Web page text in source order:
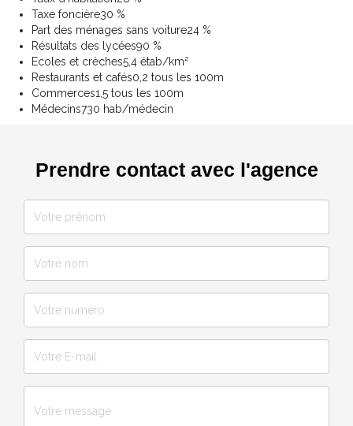
Taxe foncière30 %
Part des ménages sans voiture24 %
Résultats des lycées90 %
Ecoles et crèches5,4 étab/km²
Restaurants et cafés0,2 tous les 100m
Commerces1,5 tous les 100m
Médecins730 hab/médecin
Prendre contact avec l'agence